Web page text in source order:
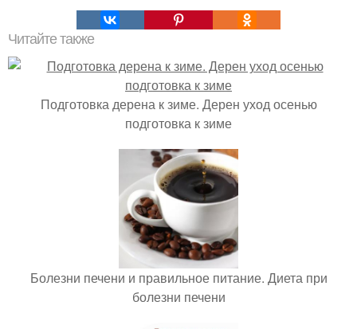
Читайте также
Подготовка дерена к зиме. Дерен уход осенью
подготовка к зиме
Болезни печени и правильное питание. Диета при
болезни печени